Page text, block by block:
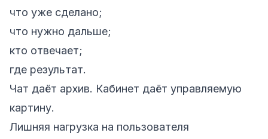
что уже сделано;
что нужно дальше;
кто отвечает;
где результат.
Чат даёт архив. Кабинет даёт управляемую
картину.
Лишняя нагрузка на пользователя